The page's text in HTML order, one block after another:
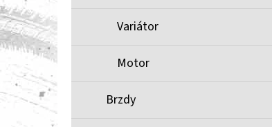
Variátor
Motor
Brzdy